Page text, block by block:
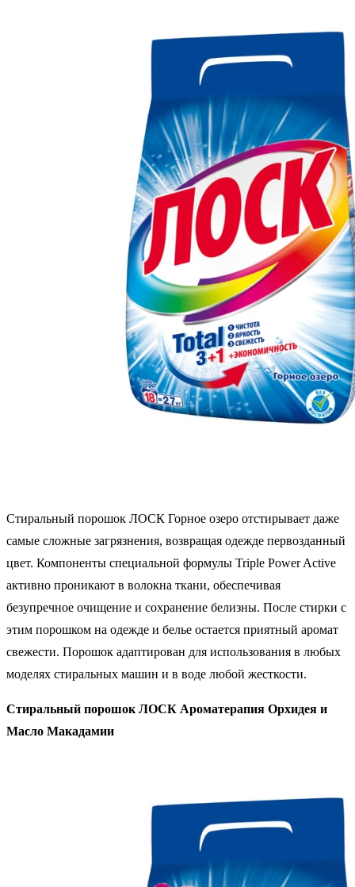
Стиральный порошок ЛОСК Горное озеро отстирывает даже
самые сложные загрязнения, возвращая одежде первозданный
цвет. Компоненты специальной формулы Triple Power Active
активно проникают в волокна ткани, обеспечивая
безупречное очищение и сохранение белизны. После стирки с
этим порошком на одежде и белье остается приятный аромат
свежести. Порошок адаптирован для использования в любых
моделях стиральных машин и в воде любой жесткости.
Стиральный порошок ЛОСК Ароматерапия Орхидея и
Масло Макадамии